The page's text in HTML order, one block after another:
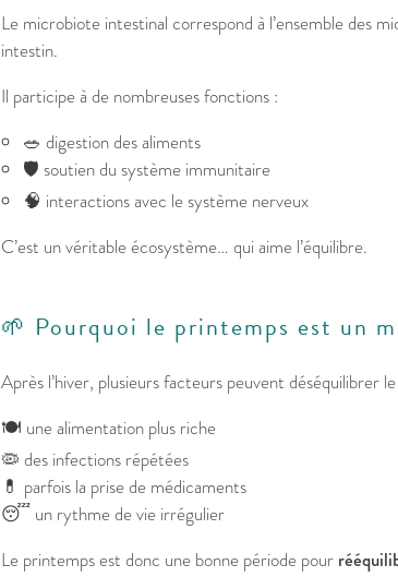
Le microbiote intestinal correspond à l’ensemble des
intestin.
Il participe à de nombreuses fonctions :
🥗 digestion des aliments
🛡️ soutien du système immunitaire
🧠 interactions avec le système nerveux
C’est un véritable écosystème… qui aime l’équilibre.
🌱 Pourquoi le printemps est un
Après l’hiver, plusieurs facteurs peuvent déséquilibrer
🍽️ une alimentation plus riche
🦠 des infections répétées
💊 parfois la prise de médicaments
😴 un rythme de vie irrégulier
Le printemps est donc une bonne période pour